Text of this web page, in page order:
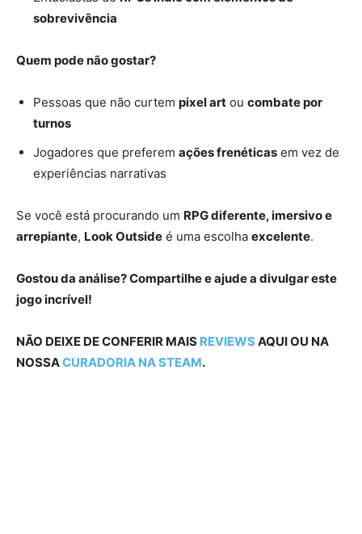
sobrevivência
Quem pode não gostar?
Pessoas que não curtem pixel art ou combate por
turnos
Jogadores que preferem ações frenéticas em vez de
experiências narrativas
Se você está procurando um RPG diferente, imersivo e
arrepiante, Look Outside é uma escolha excelente.
Gostou da análise? Compartilhe e ajude a divulgar este
jogo incrível!
NÃO DEIXE DE CONFERIR MAIS REVIEWS AQUI OU NA
NOSSACURADORIA NA STEAM.